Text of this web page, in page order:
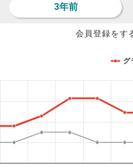
3年前
会員登録をす
グ